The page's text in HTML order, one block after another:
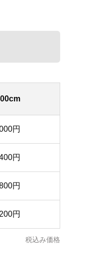
円
円
円
円
税込み価格